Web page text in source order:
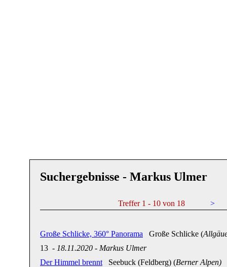
Suchergebnisse - Markus Ulmer
Treffer 1 - 10 von 18 >
Große Schlicke, 360° Panorama Große Schlicke (
13 - 18.11.2020 - Markus Ulmer
Der Himmel brennt Seebuck (Feldberg) (Berner Alpen)